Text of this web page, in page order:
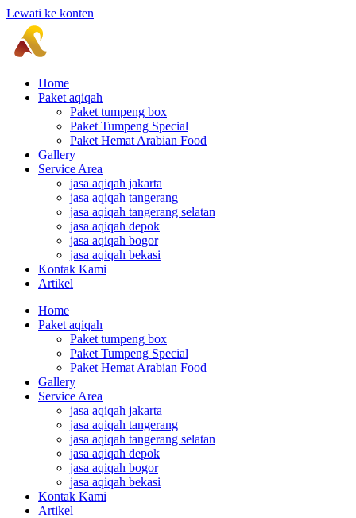
Lewati ke konten
Home
Paket aqiqah
Paket tumpeng box
Paket Tumpeng Special
Paket Hemat Arabian Food
Gallery
Service Area
jasa aqiqah jakarta
jasa aqiqah tangerang
jasa aqiqah tangerang selatan
jasa aqiqah depok
jasa aqiqah bogor
jasa aqiqah bekasi
Kontak Kami
Artikel
Home
Paket aqiqah
Paket tumpeng box
Paket Tumpeng Special
Paket Hemat Arabian Food
Gallery
Service Area
jasa aqiqah jakarta
jasa aqiqah tangerang
jasa aqiqah tangerang selatan
jasa aqiqah depok
jasa aqiqah bogor
jasa aqiqah bekasi
Kontak Kami
Artikel